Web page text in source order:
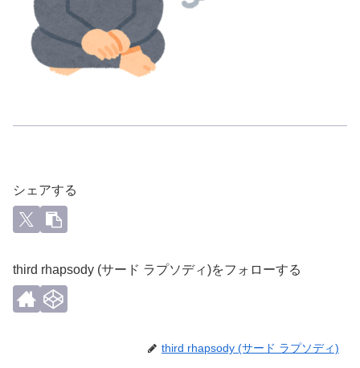
シェアする
third rhapsody (サード ラプソディ)をフォローする
third rhapsody (サード ラプソディ)